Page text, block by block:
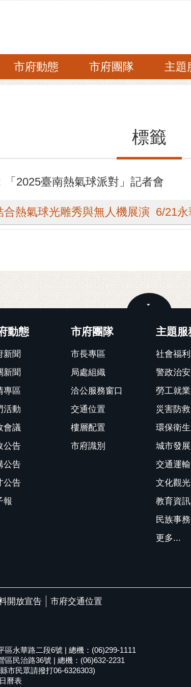
市府動態 市府團隊 主題
標籤
「2025臺南熱氣球派對」記者會
合熱氣球光雕秀與無人機展演 6/21
動態
新聞
新聞
專區
活動
會議
公告
公告
公告
報
市府團隊
市長專區
局處組織
洽公服務窗口
交通位置
樓層配置
市府識別
主題服
社會福利
警政治安
勞工就業
災害防救
環保衛生
城市發展
交通運輸
文化觀光
教育資訊
民族事務
更多...
開放宣告
市府交通位置
區永華路二段6號 | 總機：(06)299-1111
區民治路36號 | 總機：(06)632-2231
市民眾請撥打06-6326303)
曆表